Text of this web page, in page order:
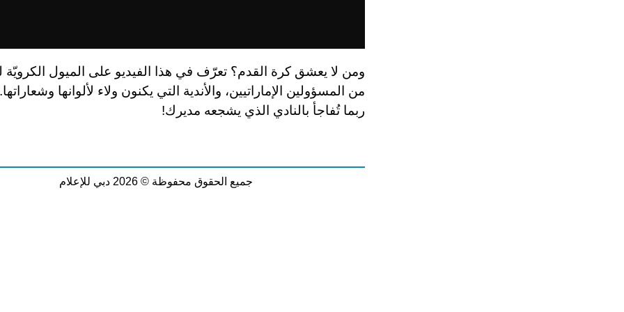
ومن لا يعشق كرة القدم؟ تعرّف في هذا الفيديو على الميول
من المسؤولين الإماراتيين، والأندية التي يكنون ولاء لألوانها
ربما تُفاجأ بالنادي الذي يشجعه مديرك!
جميع الحقوق محفوظة © 2026 دبي للإعلام